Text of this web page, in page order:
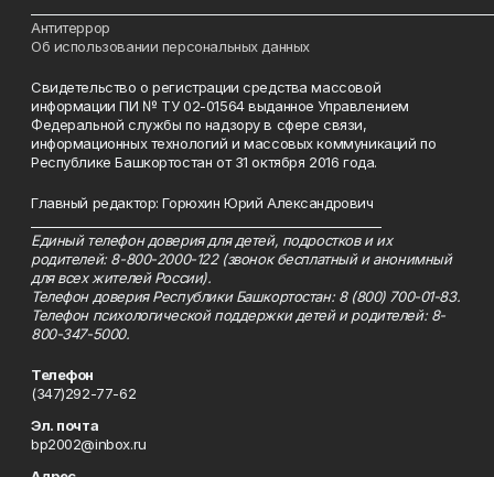
Антитеррор
Об использовании персональных данных
Свидетельство о регистрации средства массовой
информации ПИ № ТУ 02-01564 выданное Управлением
Федеральной службы по надзору в сфере связи,
информационных технологий и массовых коммуникаций по
Республике Башкортостан от 31 октября 2016 года.
Главный редактор: Горюхин Юрий Александрович
Единый телефон доверия для детей, подростков и их
родителей: 8-800-2000-122 (звонок бесплатный и анонимный
для всех жителей России).
Телефон доверия Республики Башкортостан: 8 (800) 700-01-83.
Телефон психологической поддержки детей и родителей: 8-
800-347-5000.
Телефон
(347)292-77-62
Эл. почта
bp2002@inbox.ru